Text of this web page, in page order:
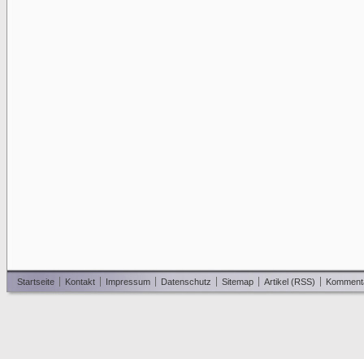
Startseite Kontakt Impressum Datenschutz Sitemap Artikel (RSS)